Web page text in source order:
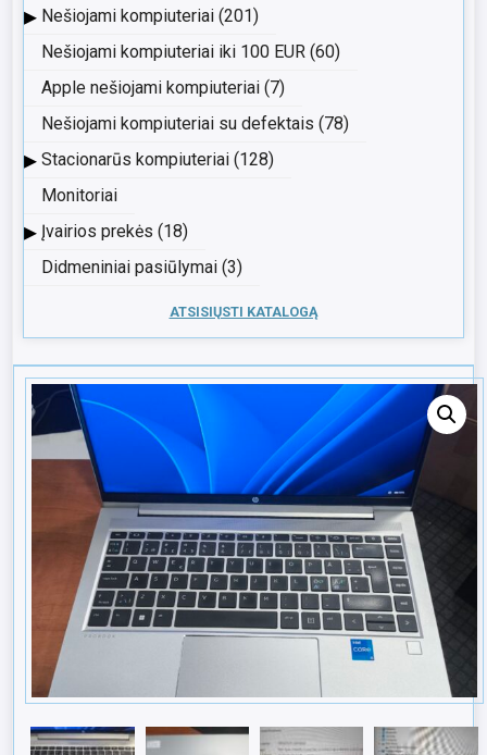
▸ Nešiojami kompiuteriai (201)
Nešiojami kompiuteriai iki 100 EUR (60)
Apple nešiojami kompiuteriai (7)
Nešiojami kompiuteriai su defektais (78)
▸ Stacionarūs kompiuteriai (128)
Monitoriai
▸ Įvairios prekės (18)
Didmeniniai pasiūlymai (3)
ATSISIŲSTI KATALOGĄ